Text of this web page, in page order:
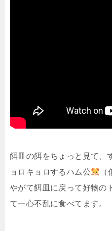
餌皿の餌をちょっと見て、
ョロキョロするハム公
（
やがて餌皿に戻って好物の
て一心不乱に食べてます。